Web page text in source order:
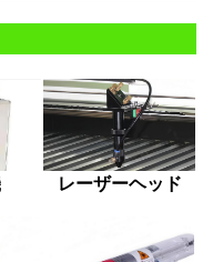
レーザーヘッド